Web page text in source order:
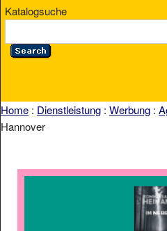
Katalogsuche
Home : Dienstleistung : Werbung :
Hannover